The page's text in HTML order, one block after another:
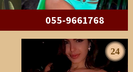
055-9661768
24